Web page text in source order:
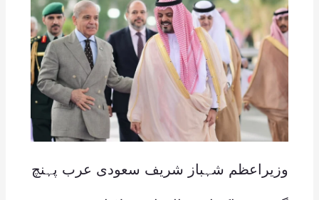
وزیراعظم شہباز شریف سعودی عرب پہنچ